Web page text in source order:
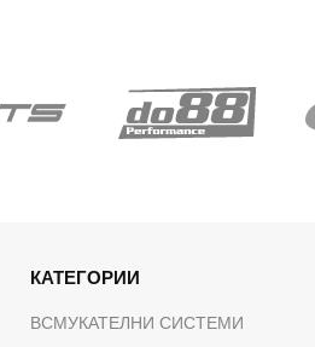
КАТЕГОРИИ
ВСМУКАТЕЛНИ СИСТЕМИ